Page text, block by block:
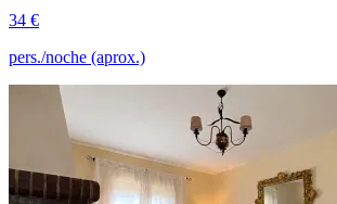
34 €
pers./noche (aprox.)